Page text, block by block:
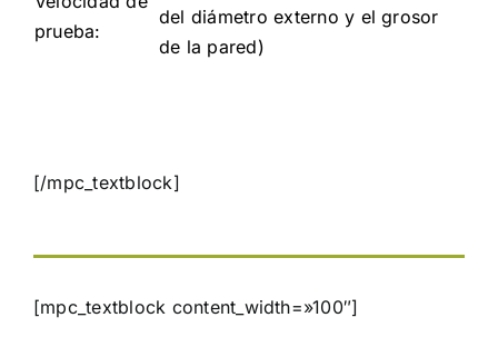
prueba:
del diámetro externo y el grosor
de la pared)
[/mpc_textblock]
[mpc_textblock content_width=»100″]